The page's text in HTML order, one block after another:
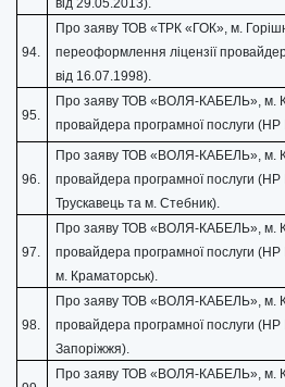
94.
Про заяву ТОВ «ТРК «ГОК», м.
переоформлення ліцензії
від 16.07.1998).
95.
Про заяву ТОВ «ВОЛЯ-КАБЕЛЬ», м.
провайдера програмної послуги
96.
Про заяву ТОВ «ВОЛЯ-КАБЕЛЬ», м.
провайдера програмної послуги
Трускавець та м. Стебник).
97.
Про заяву ТОВ «ВОЛЯ-КАБЕЛЬ», м.
провайдера програмної послуги
м. Краматорськ).
98.
Про заяву ТОВ «ВОЛЯ-КАБЕЛЬ», м.
провайдера програмної послуги
Запоріжжя).
Про заяву ТОВ «ВОЛЯ-КАБЕЛЬ», м.